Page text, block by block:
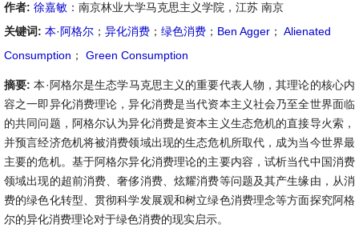
作者: 徐嘉敏 ：南京林业大学马克思主义学院，江苏 南京
关键词: 本·阿格尔 ； 异化消费 ； 绿色消费 ； Ben Agger ； Alienated
Consumption ； Green Consumption
摘要:本·阿格尔是生态学马克思主义的重要代表人物，其理论的核心内
容之一即异化消费理论，异化消费是当代资本主义社会乃至全世界面临
的共同问题，阿格尔认为异化消费是资本主义生态危机的直接导火索，
并预言经济危机将被消费领域出现的生态危机所取代，成为当今世界最
主要的危机。基于阿格尔异化消费理论的主要内容，试析当代中国消费
领域出现的超前消费、奢侈消费、炫耀消费等问题及其产生缘由，从消
费的绿色化转型、贯彻科学发展观和树立绿色消费理念等方面探究阿格
尔的异化消费理论对于绿色消费的现实启示。